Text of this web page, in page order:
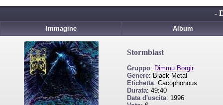
-
Immagine Album
Stormblast
Gruppo: Dimmu Borgir
Genere: Black Metal
Etichetta: Cacophonous
Durata: 49:40
Data d'uscita: 1996